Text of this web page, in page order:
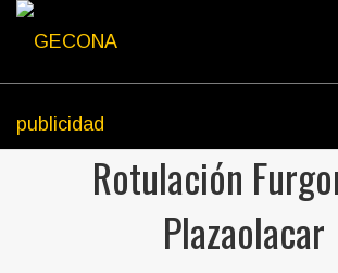
Rotulación
Plazaolacar